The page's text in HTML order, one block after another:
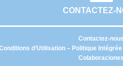
CONTACTEZ-
d’Utilisation – Politique
Colaboraciones
Contactez-nous